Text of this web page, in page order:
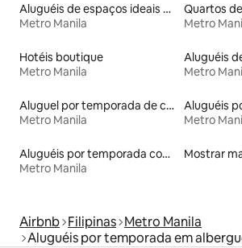
Aluguéis de espaços ideais para famílias
Metro Manila
Quartos
Metro
Hotéis boutique
Metro Manila
Aluguéis
Metro
Aluguel por temporada de casas de hóspedes
Metro Manila
Metro
Aluguéis por temporada com banheira de hidromassagem
Metro Manila
Mostrar
Airbnb Filipinas Metro Manila
Aluguéis por temporada em